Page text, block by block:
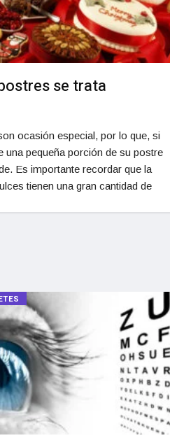
se trata
ocasión especial, por lo que, si
una pequeña porción de su postre
Es importante recordar que la
tienen una gran cantidad de